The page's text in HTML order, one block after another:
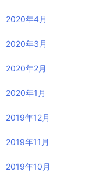
2020年4月
2020年3月
2020年2月
2020年1月
2019年12月
2019年11月
2019年10月